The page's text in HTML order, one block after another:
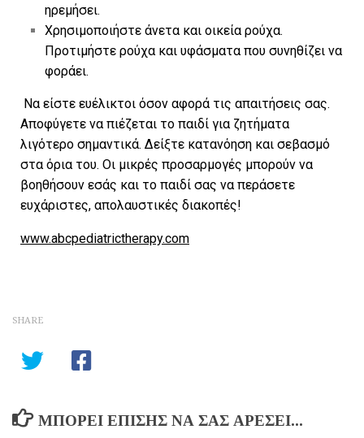
ηρεμήσει.
Χρησιμοποιήστε άνετα και οικεία ρούχα.
Προτιμήστε ρούχα και υφάσματα που συνηθίζει να
φοράει.
Να είστε ευέλικτοι όσον αφορά τις απαιτήσεις σας.
Αποφύγετε να πιέζεται το παιδί για ζητήματα
λιγότερο σημαντικά. Δείξτε κατανόηση και σεβασμό
στα όρια του. Οι μικρές προσαρμογές μπορούν να
βοηθήσουν εσάς και το παιδί σας να περάσετε
ευχάριστες, απολαυστικές διακοπές!
www.abcpediatrictherapy.com
SHARE
ΜΠΟΡΕΊ ΕΠΊΣΗΣ ΝΑ ΣΑΣ ΑΡΈΣΕΙ...